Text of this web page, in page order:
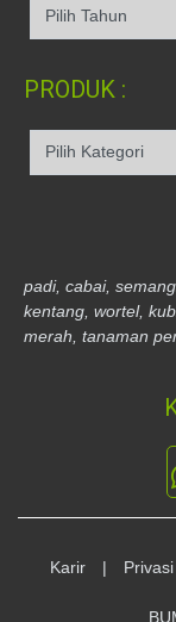
PRODUK :
padi, cabai,
kentang, wortel,
merah, tanaman
Karir | Privasi